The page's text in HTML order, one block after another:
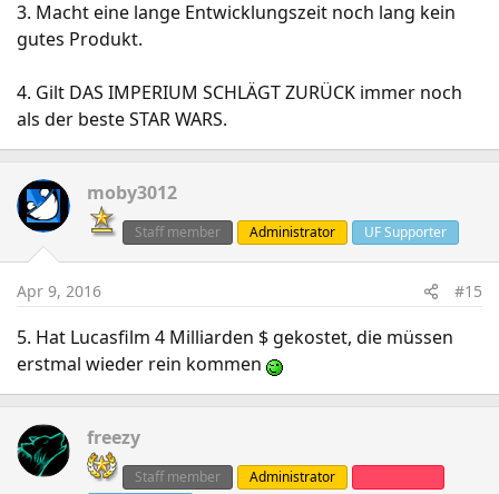
3. Macht eine lange Entwicklungszeit noch lang kein
gutes Produkt.
4. Gilt DAS IMPERIUM SCHLÄGT ZURÜCK immer noch
als der beste STAR WARS.
moby3012
Staff member Administrator UF Supporter
Apr 9, 2016 #15
5. Hat Lucasfilm 4 Milliarden $ gekostet, die müssen
erstmal wieder rein kommen
freezy
Staff member Administrator